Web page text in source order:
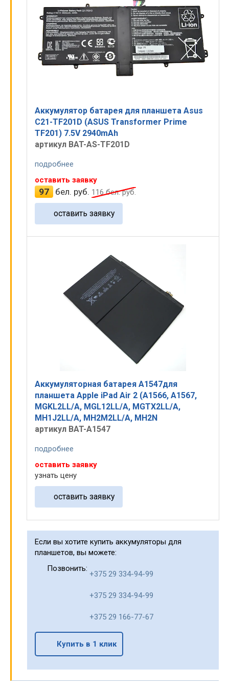
Аккумулятор батарея для планшета Asus
C21-TF201D (ASUS Transformer Prime
TF201) 7.5V 2940mAh
артикул BAT-AS-TF201D
подробнее
оставить заявку
97 бел. руб. 116бел. руб.
оставить заявку
Аккумуляторная батарея A1547для
планшета Apple iPad Air 2 (A1566, A1567,
MGKL2LL/A, MGL12LL/A, MGTX2LL/A,
MH1J2LL/A, MH2M2LL/A, MH2N
артикул BAT-A1547
подробнее
оставить заявку
узнать цену
оставить заявку
Если вы хотите купить аккумуляторы для
планшетов, вы можете:
Позвонить:
+375 29 334-94-99
+375 29 334-94-99
+375 29 166-77-67
Купить в 1 клик